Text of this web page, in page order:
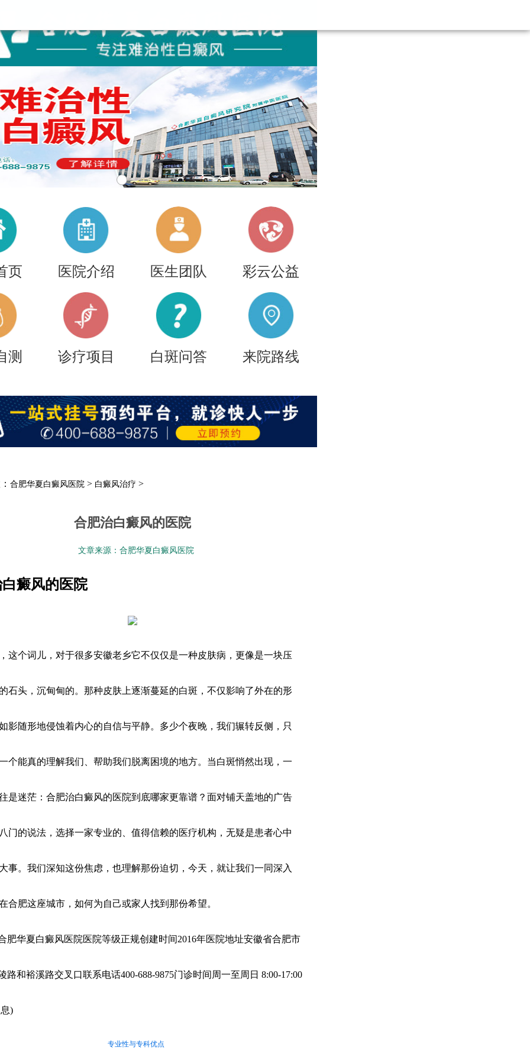
页 医院介绍 医生团队 彩云公益
测 诊疗项目 白斑问答 来院路线
合肥华夏白癜风医院 > 白癜风治疗 >
合肥治白癜风的医院
文章来源：合肥华夏白癜风医院
癜风的医院
这个词儿，对于很多安徽老乡它不仅仅是一种皮肤病，更像是一块压
石头，沉甸甸的。那种皮肤上逐渐蔓延的白斑，不仅影响了外在的形
影随形地侵蚀着内心的自信与平静。多少个夜晚，我们辗转反侧，只
个能真的理解我们、帮助我们脱离困境的地方。当白斑悄然出现，一
是迷茫：合肥治白癜风的医院到底哪家更靠谱？面对铺天盖地的广告
门的说法，选择一家专业的、值得信赖的医疗机构，无疑是患者心中
事。我们深知这份焦虑，也理解那份迫切，今天，就让我们一同深入
合肥这座城市，如何为自己或家人找到那份希望。
肥华夏白癜风医院医院等级正规创建时间2016年医院地址安徽省合肥市
路和裕溪路交叉口联系电话400-688-9875门诊时间周一至周日 8:00-17:00
)
专业性与专科优点